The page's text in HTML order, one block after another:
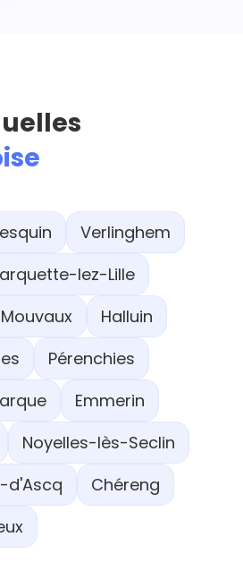
Verlinghem
lez-Lille
Mouvaux
Halluin
Pérenchies
Emmerin
Noyelles-lès-Seclin
d'Ascq
Chéreng